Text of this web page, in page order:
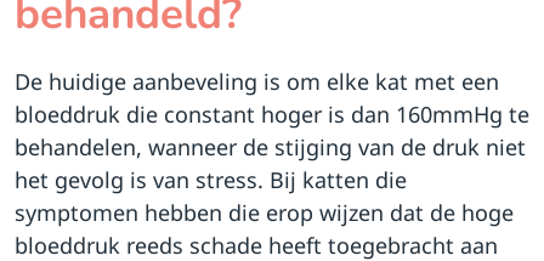
behandeld?
De huidige aanbeveling is om elke kat met een
bloeddruk die constant hoger is dan 160mmHg te
behandelen, wanneer de stijging van de druk niet
het gevolg is van stress. Bij katten die
symptomen hebben die erop wijzen dat de hoge
bloeddruk reeds schade heeft toegebracht aan